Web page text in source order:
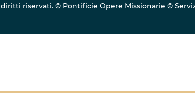
riservati. © Pontificie Opere Missionarie ©